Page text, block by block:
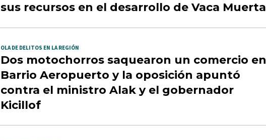
sus recursos en el desarrollo de Vaca Muerta
OLA DE DELITOS EN LA REGIÓN
Dos motochorros saquearon un comercio en
Barrio Aeropuerto y la oposición apuntó
contra el ministro Alak y el gobernador
Kicillof